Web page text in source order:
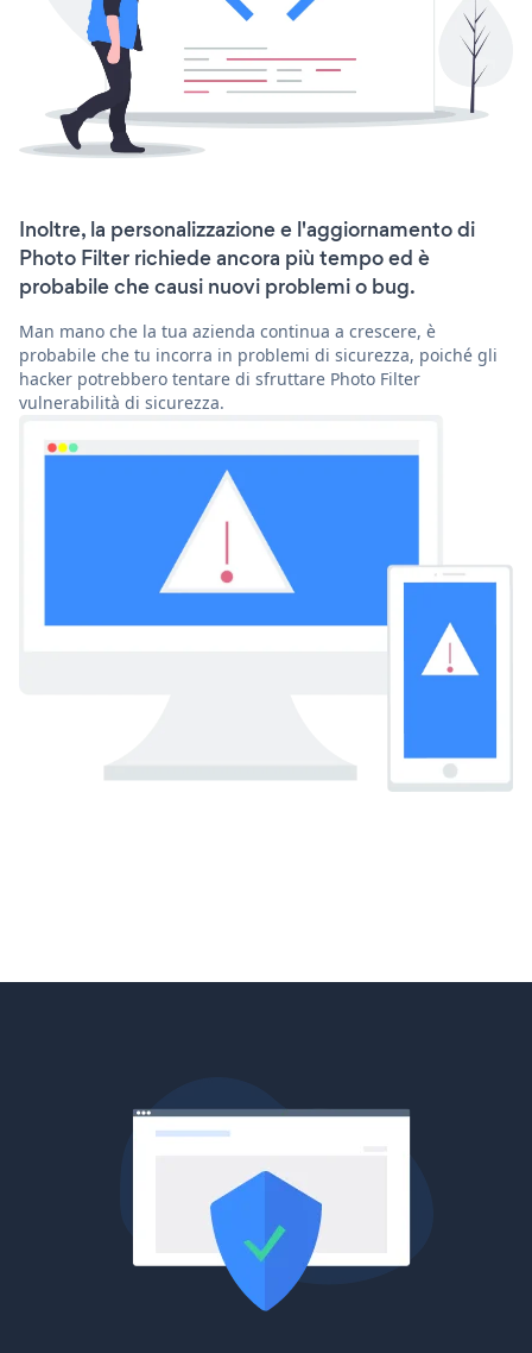
Inoltre, la personalizzazione e l'aggiornamento di
Photo Filter richiede ancora più tempo ed è
probabile che causi nuovi problemi o bug.
Man mano che la tua azienda continua a crescere, è
probabile che tu incorra in problemi di sicurezza, poiché gli
hacker potrebbero tentare di sfruttare Photo Filter
vulnerabilità di sicurezza.